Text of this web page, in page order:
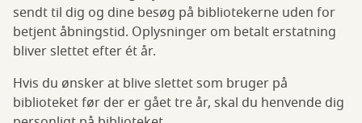
sendt til dig og dine besøg på bibliotekerne uden for
betjent åbningstid. Oplysninger om betalt erstatning
bliver slettet efter ét år.
Hvis du ønsker at blive slettet som bruger på
biblioteket før der er gået tre år, skal du henvende dig